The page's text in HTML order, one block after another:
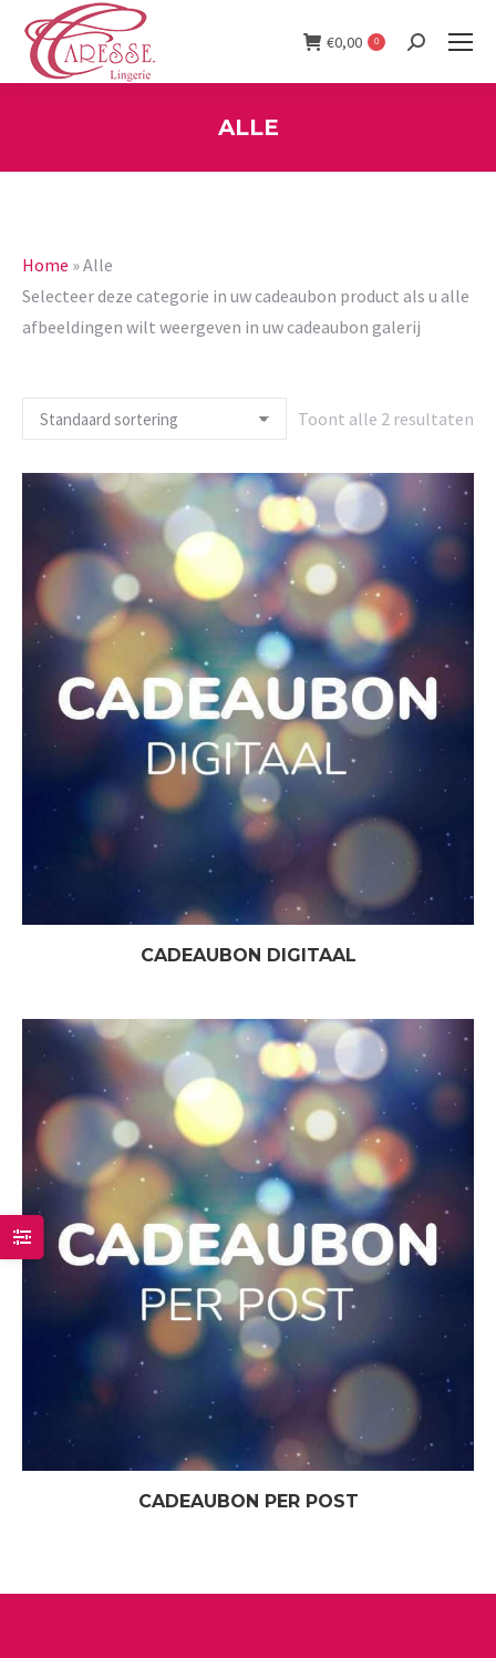
€0,00 0 Search:
ALLE
Home »Alle
Selecteer deze categorie in uw cadeaubon product als u alle
afbeeldingen wilt weergeven in uw cadeaubon galerij
Toont alle 2 resultaten
CADEAUBON DIGITAAL
CADEAUBON PER POST